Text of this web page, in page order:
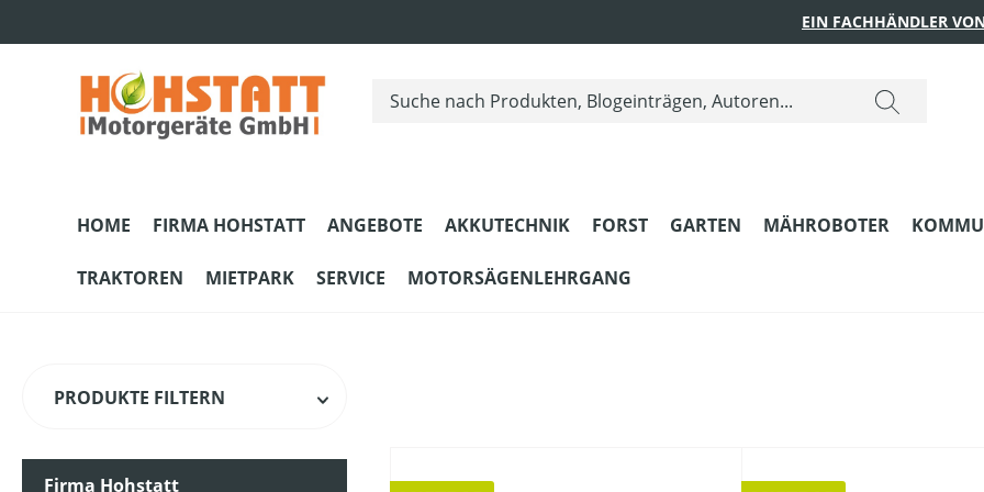
EIN FACHHÄNDLER
HOME FIRMA HOHSTATT ANGEBOTE AKKUTECHNIK FORST GARTEN MÄHROBOTER
TRAKTOREN MIETPARK SERVICE MOTORSÄGENLEHRGANG
PRODUKTE FILTERN
Firma Hohstatt